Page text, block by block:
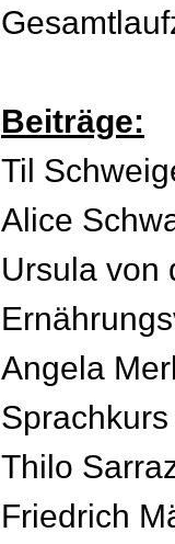
Beiträge:
Til
Alice
Ursula von
Angela
Thilo
Friedrich